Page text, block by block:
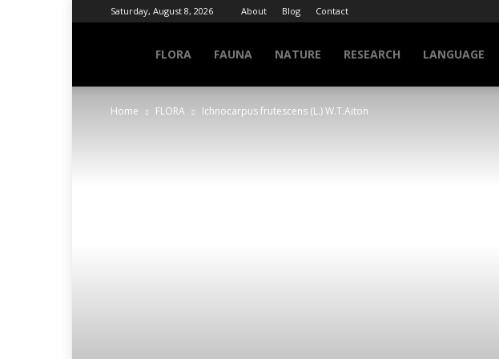
Saturday, August 8, 2026 About Blog Contact
INFO
FLORA FAUNA NATURE RESEARCH LANGUAGE
Home FLORA Ichnocarpus frutescens (L.) W.T.Aiton